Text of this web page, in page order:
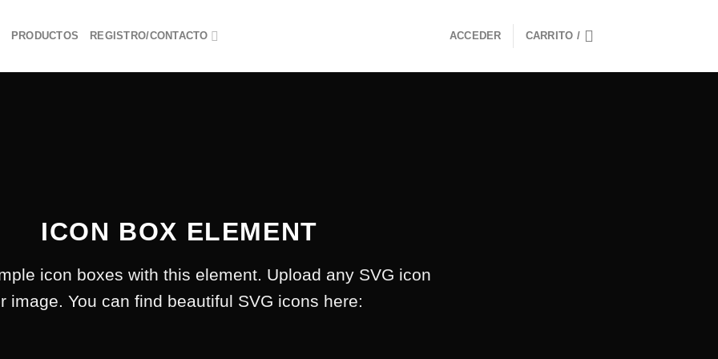
PRODUCTOS REGISTRO/CONTACTO ACCEDER CARRITO /
ICON BOX ELEMENT
icon boxes with this element. Upload any SVG icon
image. You can find beautiful SVG icons here: